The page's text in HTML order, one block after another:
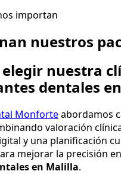
importan
nuestros
elegir nuestra
dentales
Monforteabordamos
valoración
y una planificación
mejorar la precisión
en Malilla.